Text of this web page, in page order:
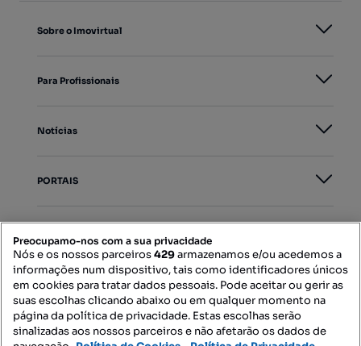
Sobre o Imovirtual
Para Profissionais
Notícias
PORTAIS
Contacte-nos
SIGA-NOS:
Preocupamo-nos com a sua privacidade
Nós e os nossos parceiros429armazenamos e/ou acedemos a
informações num dispositivo, tais como identificadores únicos
em cookies para tratar dados pessoais. Pode aceitar ou gerir as
suas escolhas clicando abaixo ou em qualquer momento na
página da política de privacidade. Estas escolhas serão
sinalizadas aos nossos parceiros e não afetarão os dados de